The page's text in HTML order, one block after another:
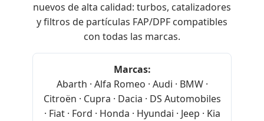
nuevos de alta calidad: turbos, catalizadores
y filtros de partículas FAP/DPF compatibles
con todas las marcas.
Marcas:
Abarth · Alfa Romeo · Audi · BMW ·
Citroën · Cupra · Dacia · DS Automobiles
· Fiat · Ford · Honda · Hyundai · Jeep · Kia